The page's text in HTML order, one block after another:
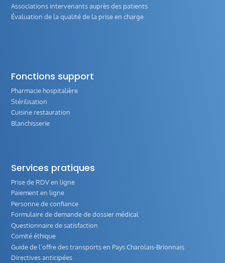
Associations intervenants auprès des patients
Évaluation de la qualité de la prise en charge
Fonctions support
Pharmacie hospitalière
Stérilisation
Cuisine restauration
Blanchisserie
Services pratiques
Prise de RDV en ligne
Paiement en ligne
Personne de confiance
Formulaire de demande de dossier médical
Questionnaire de satisfaction
Comité éthique
Guide de l‘offre des transports en Pays Charolais-Brionnais
Directives anticipées